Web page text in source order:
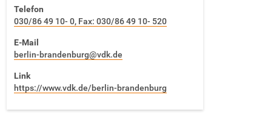
Telefon
030/86 49 10- 0, Fax: 030/86 49 10- 520
E-Mail
berlin-brandenburg@vdk.de
Link
https://www.vdk.de/berlin-brandenburg